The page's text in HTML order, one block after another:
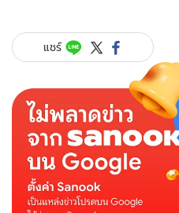
สาว
ไฮ
ขโมย
ขนม
อ้าง
ไม่ใช่
ไม่มี
แชร์